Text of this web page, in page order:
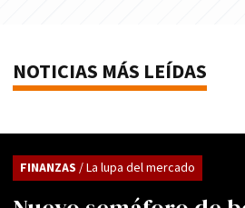
NOTICIAS MÁS LEÍDAS
FINANZAS / La lupa del mercado